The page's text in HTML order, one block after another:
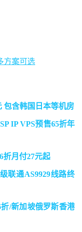
方案可选
包含韩国日本等机房
IP VPS预售65折年
折月付27元起
联通AS9929线路终
/新加坡俄罗斯香港